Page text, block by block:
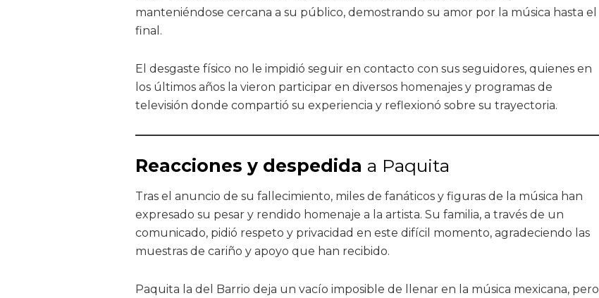
manteniéndose cercana a su público, demostrando su amor por la música hasta el
final.
El desgaste físico no le impidió seguir en contacto con sus seguidores, quienes en
los últimos años la vieron participar en diversos homenajes y programas de
televisión donde compartió su experiencia y reflexionó sobre su trayectoria.
Reacciones y despedida a Paquita
Tras el anuncio de su fallecimiento, miles de fanáticos y figuras de la música han
expresado su pesar y rendido homenaje a la artista. Su familia, a través de un
comunicado, pidió respeto y privacidad en este difícil momento, agradeciendo las
muestras de cariño y apoyo que han recibido.
Paquita la del Barrio deja un vacío imposible de llenar en la música mexicana, pero